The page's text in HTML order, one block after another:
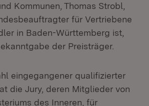
Kommunen, Thomas Strobl,
für Vertriebene
in Baden-Württemberg ist,
der Preisträger.
eingegangener qualifizierter
die Jury, deren Mitglieder von
des Inneren, für